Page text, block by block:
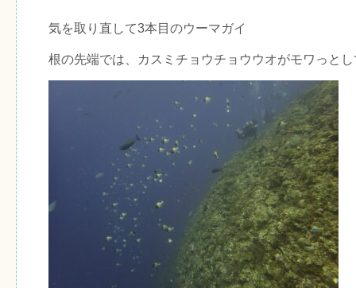
気を取り直して3本目のウーマガイ
根の先端では、カスミチョウチョウウオがモワっと